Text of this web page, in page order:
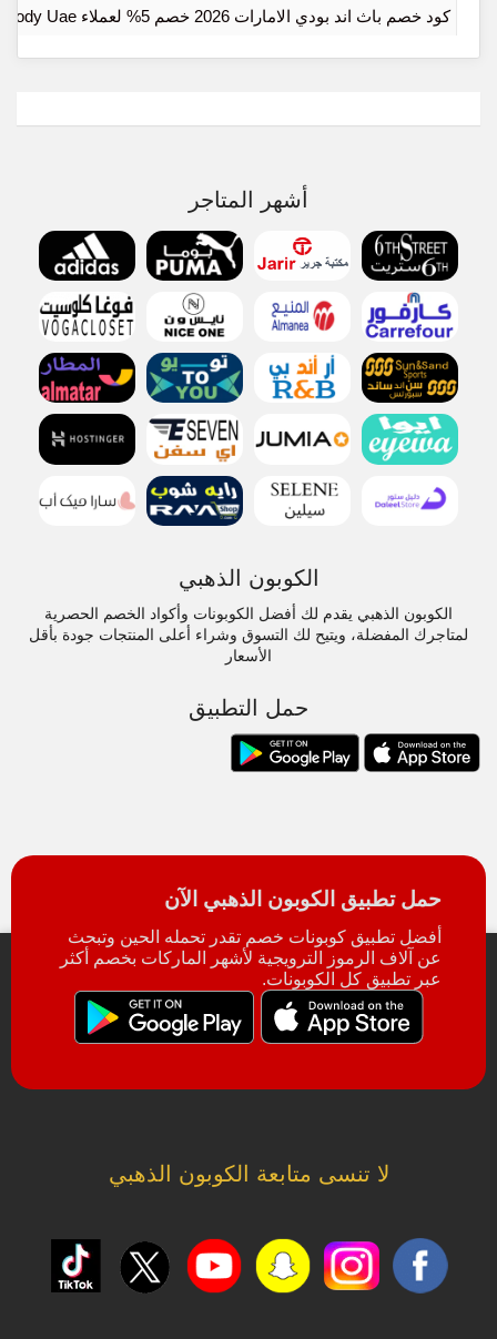
كود خصم باث اند بودي الامارات 2026 خصم 5% لعملاء Bath Body Uae
أشهر المتاجر
الكوبون الذهبي
الكوبون الذهبي يقدم لك أفضل الكوبونات وأكواد الخصم الحصرية
لمتاجرك المفضلة، ويتيح لك التسوق وشراء أعلى المنتجات جودة بأقل
الأسعار
حمل التطبيق
حمل تطبيق الكوبون الذهبي الآن
أفضل تطبيق كوبونات خصم تقدر تحمله الحين وتبحث
عن آلاف الرموز الترويجية لأشهر الماركات بخصم أكثر
عبر تطبيق كل الكوبونات.
لا تنسى متابعة الكوبون الذهبي